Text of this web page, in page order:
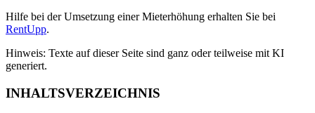
Hilfe bei der Umsetzung einer Mieterhöhung erhalten Sie bei
RentUpp.
Hinweis: Texte auf dieser Seite sind ganz oder teilweise mit KI
generiert.
INHALTSVERZEICHNIS